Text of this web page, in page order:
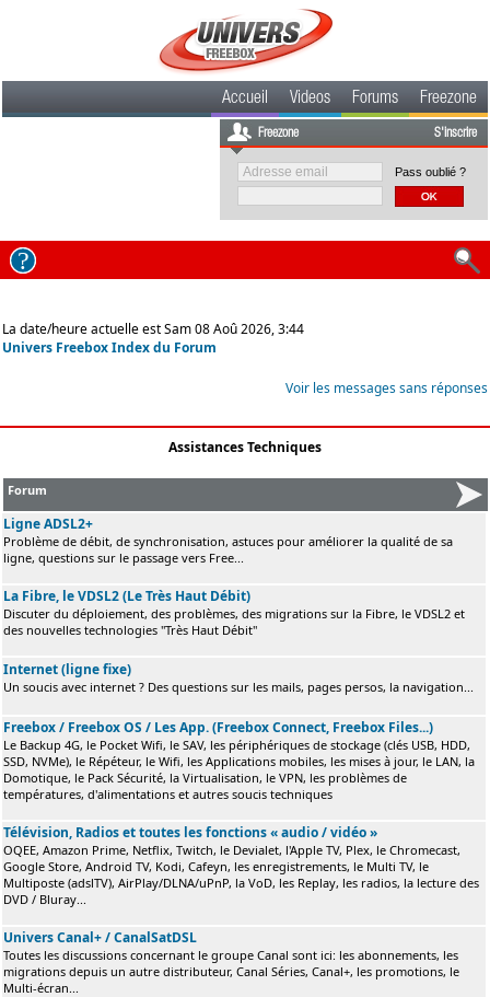
Accueil Videos Forums Freezone
Freezone S'inscrire
Pass oublié ?
La date/heure actuelle est Sam 08 Aoû 2026, 3:44
Univers Freebox Index du Forum
Voir les messages sans réponses
Assistances Techniques
Forum
Ligne ADSL2+
Problème de débit, de synchronisation, astuces pour améliorer la qualité de sa
ligne, questions sur le passage vers Free...
La Fibre, le VDSL2 (Le Très Haut Débit)
Discuter du déploiement, des problèmes, des migrations sur la Fibre, le VDSL2 et
des nouvelles technologies "Très Haut Débit"
Internet (ligne fixe)
Un soucis avec internet ? Des questions sur les mails, pages persos, la navigation...
Freebox / Freebox OS / Les App. (Freebox Connect, Freebox Files...)
Le Backup 4G, le Pocket Wifi, le SAV, les périphériques de stockage (clés USB, HDD,
SSD, NVMe), le Répéteur, le Wifi, les Applications mobiles, les mises à jour, le LAN, la
Domotique, le Pack Sécurité, la Virtualisation, le VPN, les problèmes de
températures, d'alimentations et autres soucis techniques
Télévision, Radios et toutes les fonctions « audio / vidéo »
OQEE, Amazon Prime, Netflix, Twitch, le Devialet, l'Apple TV, Plex, le Chromecast,
Google Store, Android TV, Kodi, Cafeyn, les enregistrements, le Multi TV, le
Multiposte (adslTV), AirPlay/DLNA/uPnP, la VoD, les Replay, les radios, la lecture des
DVD / Bluray...
Univers Canal+ / CanalSatDSL
Toutes les discussions concernant le groupe Canal sont ici: les abonnements, les
migrations depuis un autre distributeur, Canal Séries, Canal+, les promotions, le
Multi-écran...